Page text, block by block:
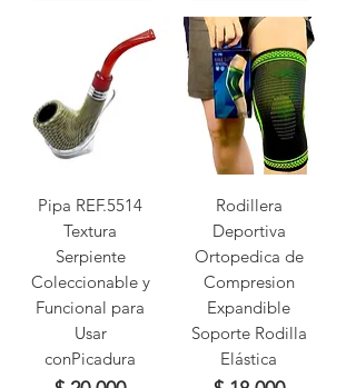
Pipa REF.5514
Textura
Serpiente
Coleccionable y
Funcional para
Usar
conPicadura
Rodillera
Deportiva
Ortopedica de
Compresion
Expandible
Soporte Rodilla
Elástica